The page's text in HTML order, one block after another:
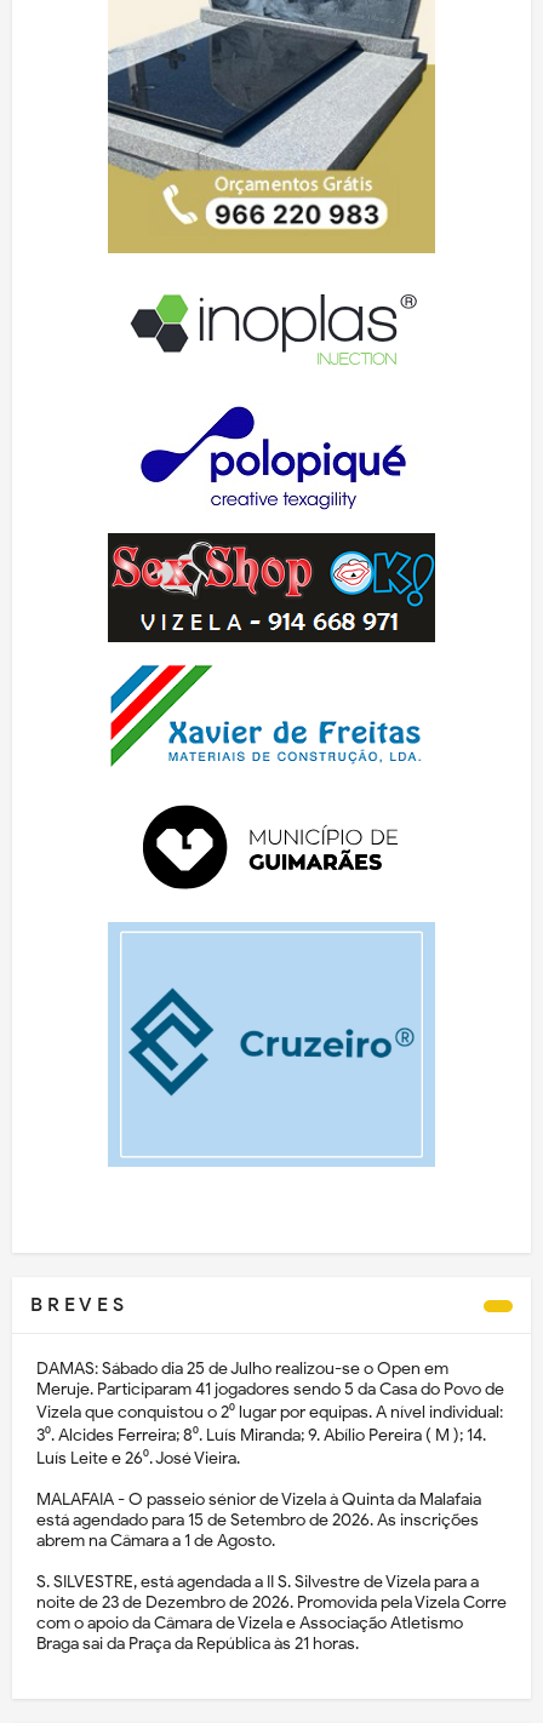
B R E V E S
DAMAS: Sábado dia 25 de Julho realizou-se o Open em
Meruje. Participaram 41 jogadores sendo 5 da Casa do Povo de
Vizela que conquistou o 2⁰ lugar por equipas. A nível individual:
3⁰. Alcides Ferreira; 8⁰. Luís Miranda; 9. Abílio Pereira ( M ); 14.
Luís Leite e 26⁰. José Vieira.
MALAFAIA - O passeio sénior de Vizela à Quinta da Malafaia
está agendado para 15 de Setembro de 2026. As inscrições
abrem na Câmara a 1 de Agosto.
S. SILVESTRE, está agendada a II S. Silvestre de Vizela para a
noite de 23 de Dezembro de 2026. Promovida pela Vizela Corre
com o apoio da Câmara de Vizela e Associação Atletismo
Braga sai da Praça da República às 21 horas.